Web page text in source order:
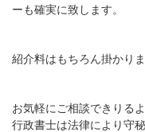
ーも確実に致します。
紹介料はもちろん掛かりま
お気軽にご相談でき
行政書士は法律により守